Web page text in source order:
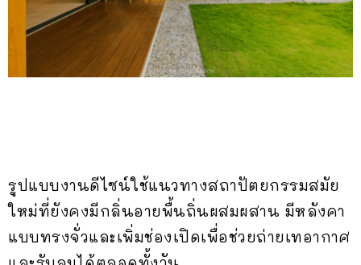
รูปแบบงานดีไซน์ใช้แนวทางสถาปัตยกรรมสมัย
ใหม่ที่ยังคงมีกลิ่นอายพื้นถิ่นผสมผสาน มีหลังคา
แบบทรงจั่วและเพิ่มช่องเปิดเพื่อช่วยถ่ายเทอากาศ